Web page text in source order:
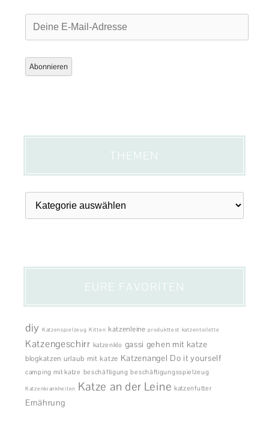
Deine
Adresse
Abonnieren
THEMEN
Themen
EURE FAVORITEN
diy Katzenspielzeug Kitten katzenleine produkttest katzentoilette
Katzengeschirr katzenklo gassi gehen mit katze
blogkatzen urlaub mit katze Katzenangel Do it yourself
camping mit katze beschäftigung beschäftigungsspielzeug
Katzenkrankheiten Katze an der Leine katzenfutter
Ernährung